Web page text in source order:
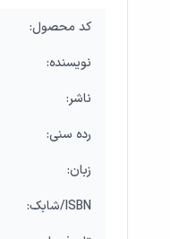
:کد محصول
:نویسنده
:ناشر
:رده‌ سنی
:زبان
:شابک/ISBN